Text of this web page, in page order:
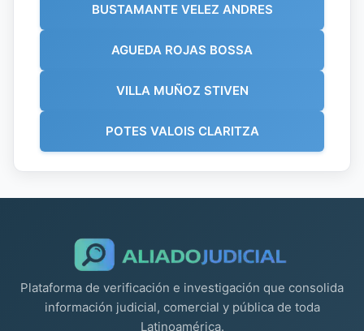
BUSTAMANTE VELEZ ANDRES
AGUEDA ROJAS BOSSA
VILLA MUÑOZ STIVEN
POTES VALOIS CLARITZA
Plataforma de verificación e investigación que consolida
información judicial, comercial y pública de toda
Latinoamérica.